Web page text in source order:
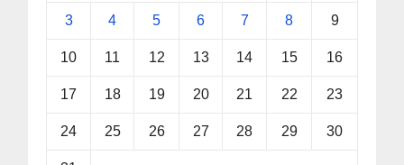
3 4 5 6 7 8 9
10 11 12 13 14 15 16
17 18 19 20 21 22 23
24 25 26 27 28 29 30